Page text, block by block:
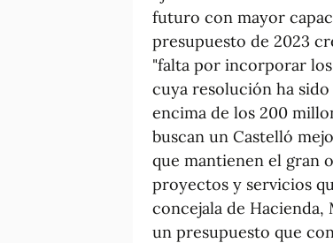
futuro con mayor
presupuesto de 2023
"falta por incorporar
cuya resolución ha
encima de los 200
buscan un Castelló
que mantienen el gran
proyectos y servicios
concejala de Hacienda,
un presupuesto que